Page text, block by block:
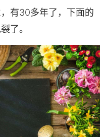
有30多年了，下面的
了。